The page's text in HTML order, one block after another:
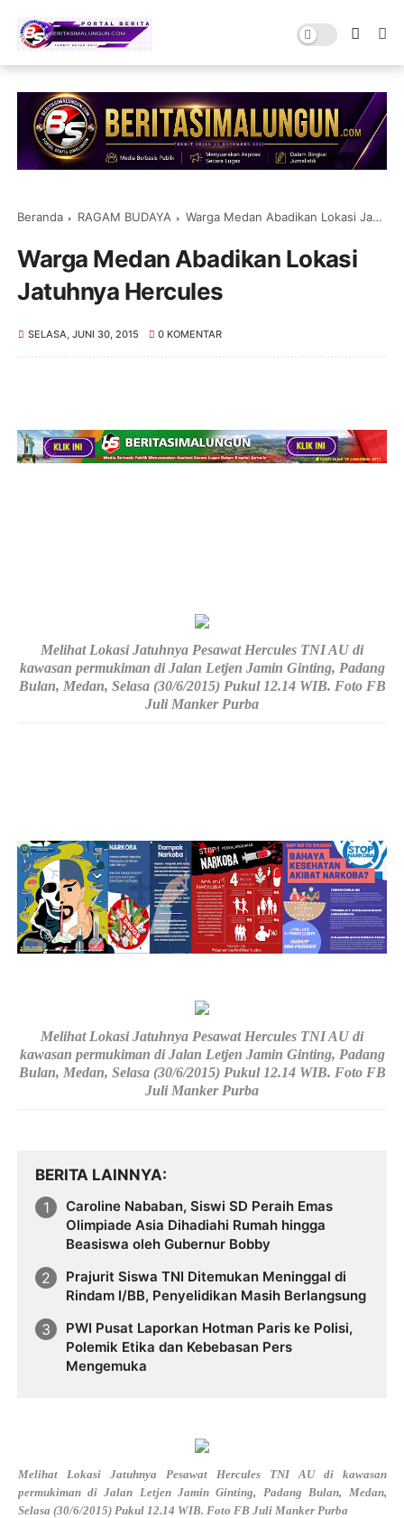
Beranda RAGAM BUDAYA Warga Medan Abadikan Lokasi Jatuhnya Hercules
Warga Medan Abadikan Lokasi
Jatuhnya Hercules
SELASA, JUNI 30, 2015 0 KOMENTAR
Melihat Lokasi Jatuhnya Pesawat Hercules TNI AU di
kawasan permukiman di Jalan Letjen Jamin Ginting, Padang
Bulan, Medan, Selasa (30/6/2015) Pukul 12.14 WIB. Foto FB
Juli Manker Purba
Melihat Lokasi Jatuhnya Pesawat Hercules TNI AU di
kawasan permukiman di Jalan Letjen Jamin Ginting, Padang
Bulan, Medan, Selasa (30/6/2015) Pukul 12.14 WIB. Foto FB
Juli Manker Purba
BERITA LAINNYA
Caroline Nababan, Siswi SD Peraih Emas
Olimpiade Asia Dihadiahi Rumah hingga
Beasiswa oleh Gubernur Bobby
Prajurit Siswa TNI Ditemukan Meninggal di
Rindam I/BB, Penyelidikan Masih Berlangsung
PWI Pusat Laporkan Hotman Paris ke Polisi,
Polemik Etika dan Kebebasan Pers
Mengemuka
Melihat Lokasi Jatuhnya Pesawat Hercules TNI AU di kawasan
permukiman di Jalan Letjen Jamin Ginting, Padang Bulan, Medan,
Selasa (30/6/2015) Pukul 12.14 WIB. Foto FB Juli Manker Purba